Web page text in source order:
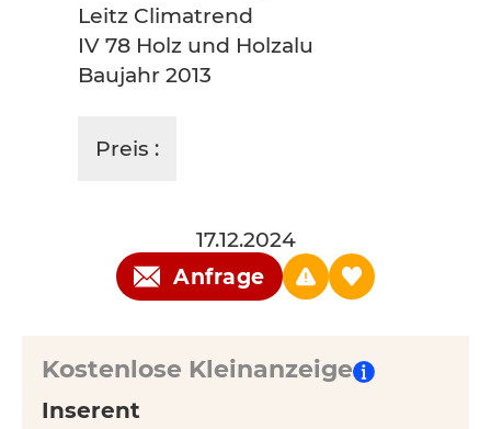
Leitz Climatrend
IV 78 Holz und Holzalu
Baujahr 2013
Preis :
17.12.2024
Anfrage
Kostenlose Kleinanzeige
Inserent